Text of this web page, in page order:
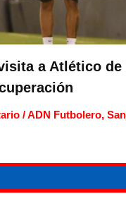
a Atlético de
/ADN Futbolero,